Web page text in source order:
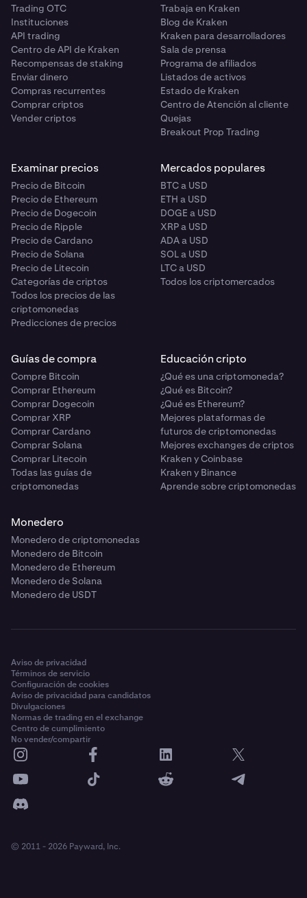
Trading OTC
Instituciones
API trading
Centro de API de Kraken
Recompensas de staking
Enviar dinero
Compras recurrentes
Comprar criptos
Vender criptos
Trabaja en Kraken
Blog de Kraken
Kraken para desarrolladores
Sala de prensa
Programa de afiliados
Listados de activos
Estado de Kraken
Centro de Atención al cliente
Quejas
Breakout Prop Trading
Examinar precios
Precio de Bitcoin
Precio de Ethereum
Precio de Dogecoin
Precio de Ripple
Precio de Cardano
Precio de Solana
Precio de Litecoin
Categorías de criptos
Todos los precios de las
criptomonedas
Predicciones de precios
Mercados populares
BTC a USD
ETH a USD
DOGE a USD
XRP a USD
ADA a USD
SOL a USD
LTC a USD
Todos los criptomercados
Guías de compra
Compre Bitcoin
Comprar Ethereum
Comprar Dogecoin
Comprar XRP
Comprar Cardano
Comprar Solana
Comprar Litecoin
Todas las guías de
criptomonedas
Educación cripto
¿Qué es una criptomoneda?
¿Qué es Bitcoin?
¿Qué es Ethereum?
Mejores plataformas de
futuros de criptomonedas
Mejores exchanges de criptos
Kraken y Coinbase
Kraken y Binance
Aprende sobre criptomonedas
Monedero
Monedero de criptomonedas
Monedero de Bitcoin
Monedero de Ethereum
Monedero de Solana
Monedero de USDT
Aviso de privacidad
Términos de servicio
Configuración de cookies
Aviso de privacidad para candidatos
Divulgaciones
Normas de trading en el exchange
Centro de cumplimiento
No vender/compartir
© 2011 - 2026 Payward, Inc.